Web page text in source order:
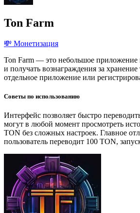
Ton Farm
💸 Монетизация
Ton Farm — это небольшое приложение
и получать вознаграждения за
отдельное приложение или
Советы по использованию
Интерфейс позволяет быстро
могут в любой момент просмотреть
TON без сложных настроек. Главное
пользователь переводит 100 TON,